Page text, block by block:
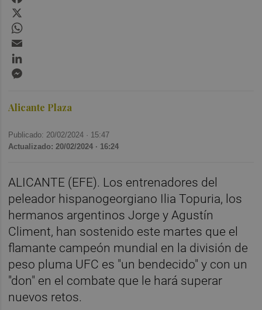
Alicante Plaza
Publicado: 20/02/2024 · 15:47
Actualizado: 20/02/2024 · 16:24
ALICANTE (EFE). Los entrenadores del
peleador hispanogeorgiano Ilia Topuria, los
hermanos argentinos Jorge y Agustín
Climent, han sostenido este martes que el
flamante campeón mundial en la división de
peso pluma UFC es "un bendecido" y con un
"don" en el combate que le hará superar
nuevos retos.